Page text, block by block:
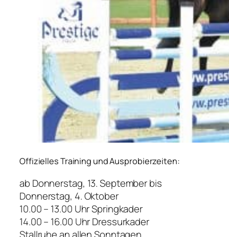
Offizielles Training und Ausprobierzeiten:
ab Donnerstag, 13. September bis
Donnerstag, 4. Oktober
10.00 – 13.00 Uhr Springkader
14.00 – 16.00 Uhr Dressurkader